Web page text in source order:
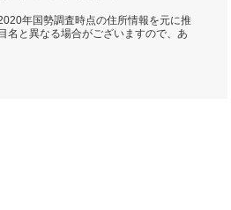
年国勢調査時点の住所情報を元に推
名と異なる場合がございますので、あ